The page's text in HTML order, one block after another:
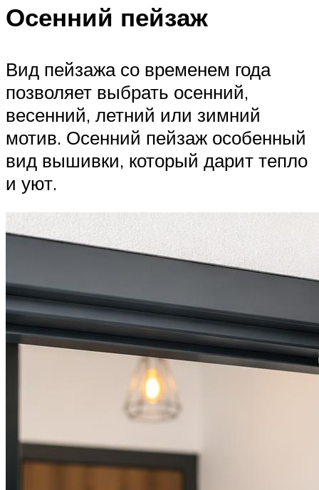
Осенний пейзаж
Вид пейзажа со временем года
позволяет выбрать осенний,
весенний, летний или зимний
мотив. Осенний пейзаж особенный
вид вышивки, который дарит тепло
и уют.